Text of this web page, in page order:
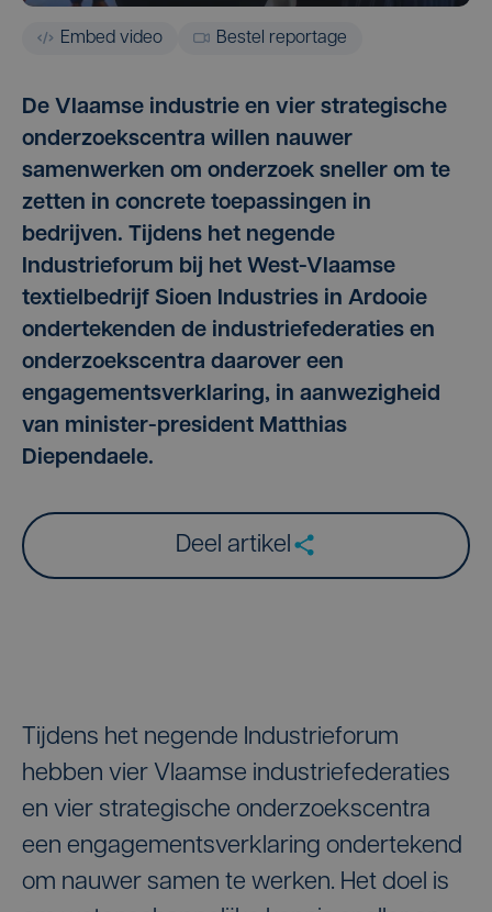
Embed video Bestel reportage
De Vlaamse industrie en vier strategische
onderzoekscentra willen nauwer
samenwerken om onderzoek sneller om te
zetten in concrete toepassingen in
bedrijven. Tijdens het negende
Industrieforum bij het West-Vlaamse
textielbedrijf Sioen Industries in Ardooie
ondertekenden de industriefederaties en
onderzoekscentra daarover een
engagementsverklaring, in aanwezigheid
van minister-president Matthias
Diependaele.
Deel artikel
Tijdens het negende Industrieforum
hebben vier Vlaamse industriefederaties
en vier strategische onderzoekscentra
een engagementsverklaring ondertekend
om nauwer samen te werken. Het doel is